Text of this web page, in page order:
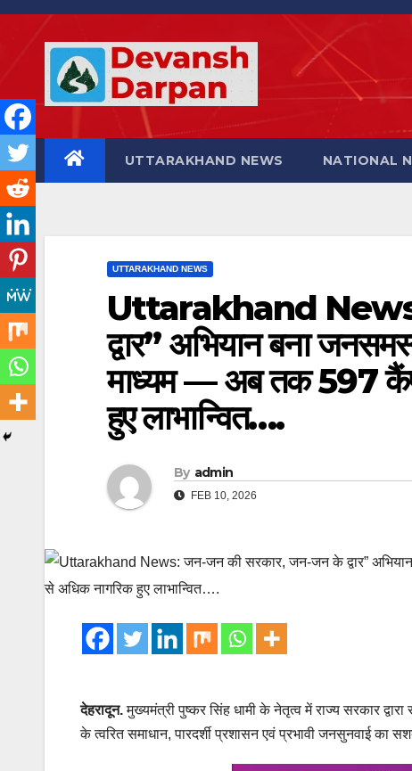
Skip
UTTARAKHAND NEWS NATIONAL
UTTARAKHAND NEWS
Uttarakhand
द्वार” अभियान बना
माध्यम — अब तक 597
हुए लाभान्वित….
By admin
FEB 10, 2026
देहरादून.मुख्यमंत्री पुष्कर सिंह धामी के नेतृत्व में राज्य सरकार
के त्वरित समाधान, पारदर्शी प्रशासन एवं प्रभावी जनसुनवाई का